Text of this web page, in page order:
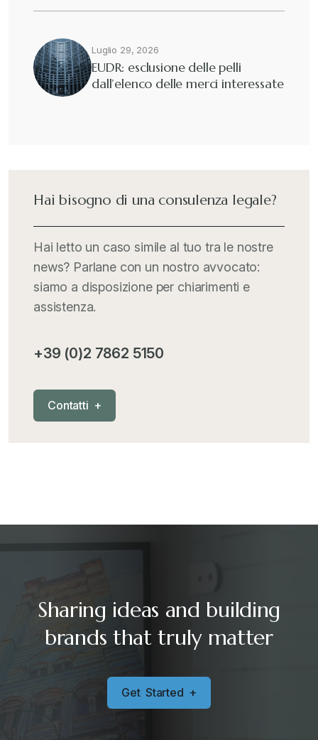
Luglio 29, 2026
EUDR: esclusione delle pelli
dall’elenco delle merci interessate
Hai bisogno di una consulenza legale?
Hai letto un caso simile al tuo tra le nostre
news? Parlane con un nostro avvocato:
siamo a disposizione per chiarimenti e
assistenza.
+39 (0)2 7862 5150
Contatti +
Sharing ideas and building
brands that truly matter
Get Started +